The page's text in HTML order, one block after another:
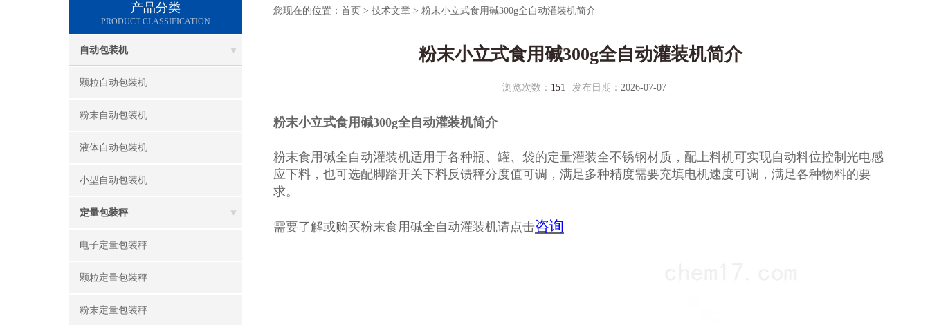
产品分类
PRODUCT CLASSIFICATION
自动包装机
颗粒自动包装机
粉末自动包装机
液体自动包装机
小型自动包装机
定量包装秤
电子定量包装秤
颗粒定量包装秤
粉末定量包装秤
您现在的位置： 首页 > 技术文章 > 粉末小立式食用碱300g全自动灌装机简介
粉末小立式食用碱300g全自动灌装机简介
浏览次数： 151 发布日期： 2026-07-07
粉末小立式食用碱300g全自动灌装机简介
粉末食用碱全自动灌装机适用于各种瓶、罐、袋的定量灌装全不锈钢材质，配上料机可实现自动料位控制光电感
应下料，也可选配脚踏开关下料反馈秤分度值可调，满足多种精度需要充填电机速度可调，满足各种物料的要
求。
需要了解或购买粉末食用碱全自动灌装机请点击咨询